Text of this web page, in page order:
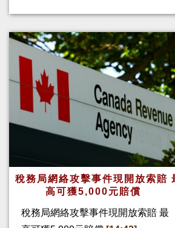
稅務局網絡攻擊事件現開放索賠
高可獲5,000元賠償
稅務局網絡攻擊事件現開放索賠 最